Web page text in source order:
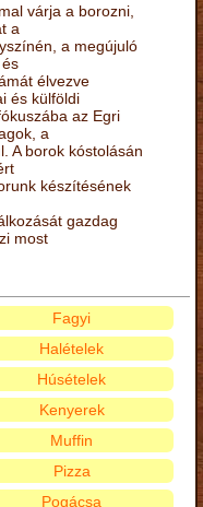
várja a borozni,
a
a megújuló
élvezve
és külföldi
az Egri
a
A borok kóstolásán
készítésének
gazdag
most
Fagyi
Halételek
Húsételek
Kenyerek
Muffin
Pizza
Pogácsa